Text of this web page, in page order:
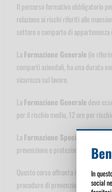
Il percorso formativo obbligatorio
relazione ai rischi riferiti alle
settore o comparto di appartenenza
La Formazione Generale (in
comparti aziendali, ha una durata
sicurezza sul lavoro.
La Formazione Generale deve
per il rischio medio, 12 ore per
La Formazione Specifica
prevenzione e protezione
Questo corso affronta i temi della
procedure di prevenzione e
In
social